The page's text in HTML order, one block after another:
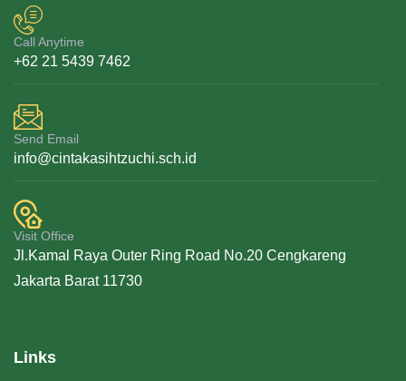
Call Anytime
+62 21 5439 7462
Send Email
info@cintakasihtzuchi.sch.id
Visit Office
Jl.Kamal Raya Outer Ring Road No.20 Cengkareng
Jakarta Barat 11730
Links